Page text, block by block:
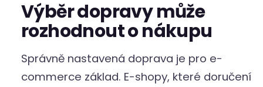
Výběr dopravy může
rozhodnout o nákupu
Správně nastavená doprava je pro e-
commerce základ. E-shopy, které doručení